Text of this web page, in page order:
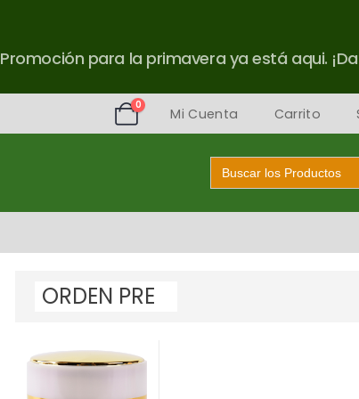
Promoción para la primavera ya está aqui.
0
Mi Cuenta Carrito
Buscar: